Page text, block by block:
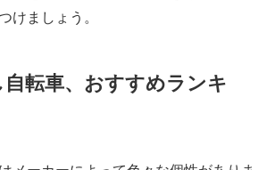
けましょう。
転車、おすすめランキ